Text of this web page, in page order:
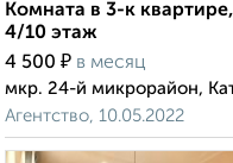
Комната в 3-к
4/10 этаж
4 500 ₽ в месяц
мкр. 24-й микрорайон,
Агентство, 10.05.2022